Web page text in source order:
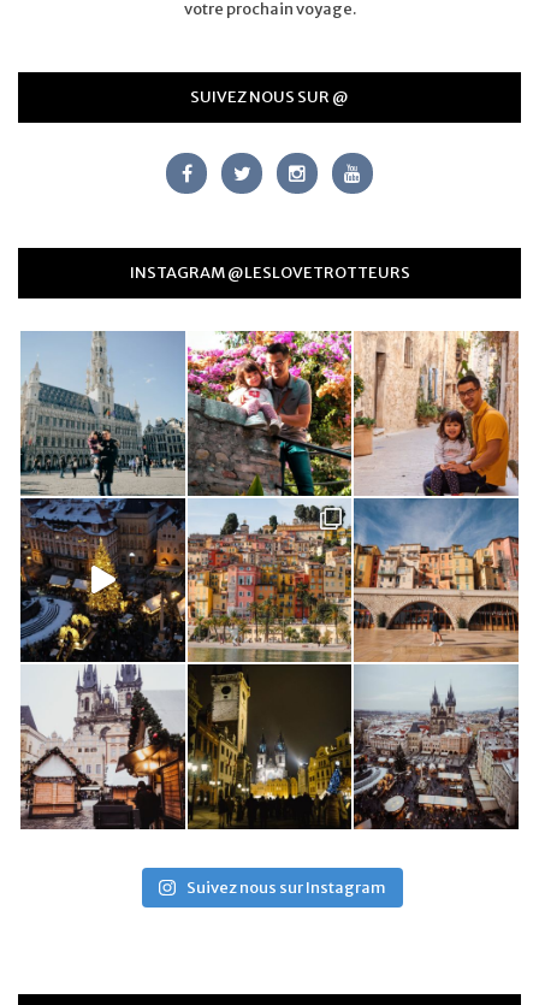
votre prochain voyage.
SUIVEZ NOUS SUR @
INSTAGRAM @LESLOVETROTTEURS
Suivez nous sur Instagram